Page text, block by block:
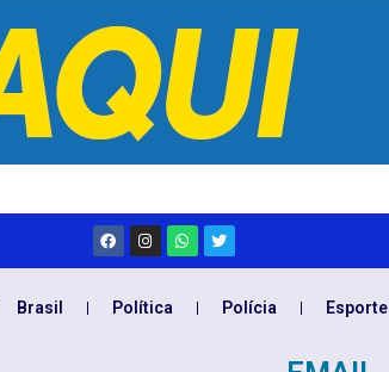
Brasil Política Polícia Esporte